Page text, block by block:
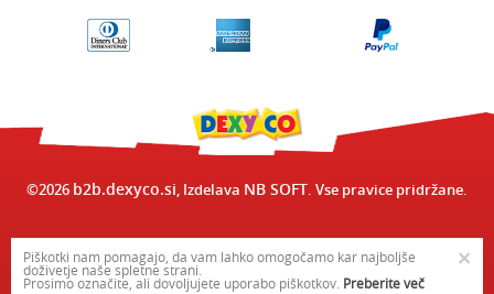
Varovanje osebnih podatkov
Pogosta vprašanja
Odstop od pogodbe in vračilo
Delovni čas
©2026 b2b.dexyco.si, Izdelava NB SOFT. Vse pravice pridržane.
×
Piškotki nam pomagajo, da vam lahko omogočamo kar najboljše
doživetje naše spletne strani.
Prosimo označite, ali dovoljujete uporabo piškotkov. Preberite več